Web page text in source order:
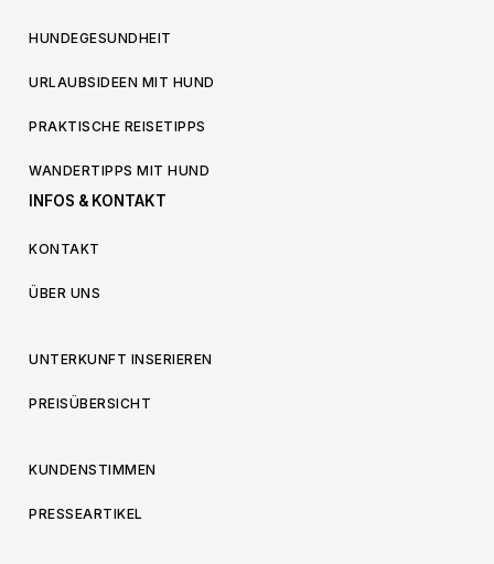
HUNDEGESUNDHEIT
URLAUBSIDEEN MIT HUND
PRAKTISCHE REISETIPPS
WANDERTIPPS MIT HUND
INFOS & KONTAKT
KONTAKT
ÜBER UNS
UNTERKUNFT INSERIEREN
PREISÜBERSICHT
KUNDENSTIMMEN
PRESSEARTIKEL